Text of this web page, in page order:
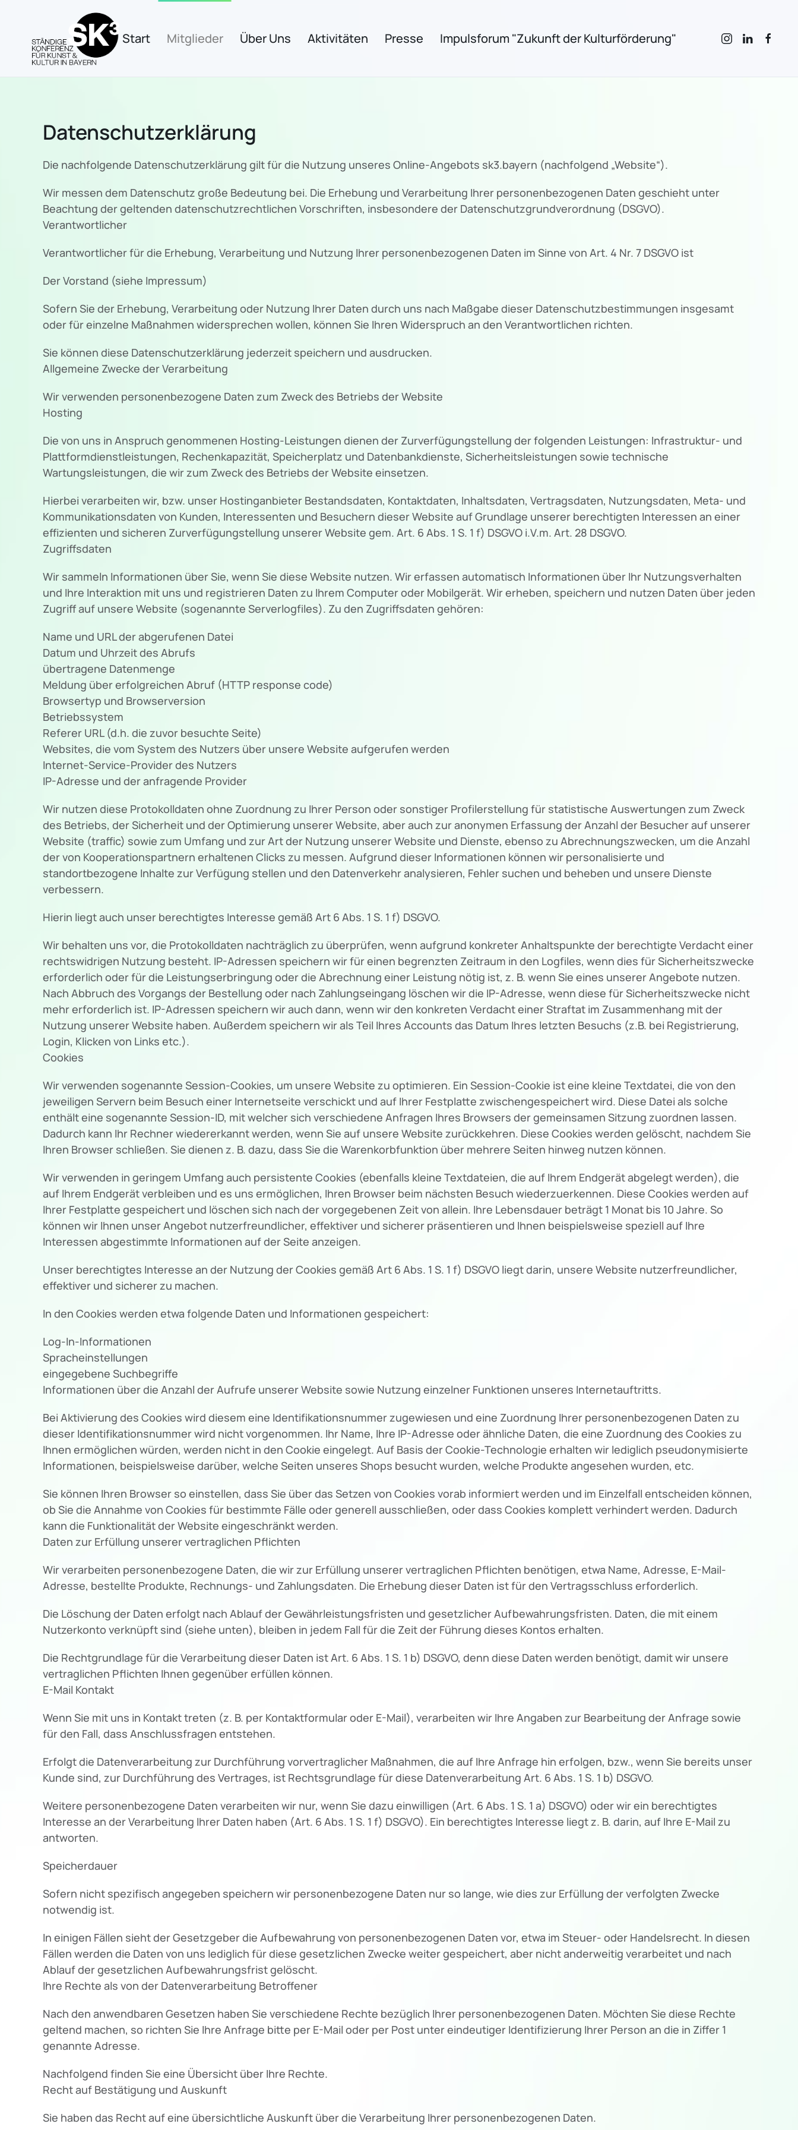
Zum Hauptinhalt springen
Start Mitglieder Über Uns Aktivitäten Presse Impulsforum "Zukunft der Kulturförderung"
Datenschutzerklärung
Die nachfolgende Datenschutzerklärung gilt für die Nutzung unseres Online-Angebots sk3.bayern (nachfolgend „Website“).
Wir messen dem Datenschutz große Bedeutung bei. Die Erhebung und Verarbeitung Ihrer personenbezogenen Daten geschieht unter
Beachtung der geltenden datenschutzrechtlichen Vorschriften, insbesondere der Datenschutzgrundverordnung (DSGVO).
Verantwortlicher
Verantwortlicher für die Erhebung, Verarbeitung und Nutzung Ihrer personenbezogenen Daten im Sinne von Art. 4 Nr. 7 DSGVO ist
Der Vorstand (siehe Impressum)
Sofern Sie der Erhebung, Verarbeitung oder Nutzung Ihrer Daten durch uns nach Maßgabe dieser Datenschutzbestimmungen insgesamt
oder für einzelne Maßnahmen widersprechen wollen, können Sie Ihren Widerspruch an den Verantwortlichen richten.
Sie können diese Datenschutzerklärung jederzeit speichern und ausdrucken.
Allgemeine Zwecke der Verarbeitung
Wir verwenden personenbezogene Daten zum Zweck des Betriebs der Website
Hosting
Die von uns in Anspruch genommenen Hosting-Leistungen dienen der Zurverfügungstellung der folgenden Leistungen: Infrastruktur- und
Plattformdienstleistungen, Rechenkapazität, Speicherplatz und Datenbankdienste, Sicherheitsleistungen sowie technische
Wartungsleistungen, die wir zum Zweck des Betriebs der Website einsetzen.
Hierbei verarbeiten wir, bzw. unser Hostinganbieter Bestandsdaten, Kontaktdaten, Inhaltsdaten, Vertragsdaten, Nutzungsdaten, Meta- und
Kommunikationsdaten von Kunden, Interessenten und Besuchern dieser Website auf Grundlage unserer berechtigten Interessen an einer
effizienten und sicheren Zurverfügungstellung unserer Website gem. Art. 6 Abs. 1 S. 1 f) DSGVO i.V.m. Art. 28 DSGVO.
Zugriffsdaten
Wir sammeln Informationen über Sie, wenn Sie diese Website nutzen. Wir erfassen automatisch Informationen über Ihr Nutzungsverhalten
und Ihre Interaktion mit uns und registrieren Daten zu Ihrem Computer oder Mobilgerät. Wir erheben, speichern und nutzen Daten über jeden
Zugriff auf unsere Website (sogenannte Serverlogfiles). Zu den Zugriffsdaten gehören:
Name und URL der abgerufenen Datei
Datum und Uhrzeit des Abrufs
übertragene Datenmenge
Meldung über erfolgreichen Abruf (HTTP response code)
Browsertyp und Browserversion
Betriebssystem
Referer URL (d.h. die zuvor besuchte Seite)
Websites, die vom System des Nutzers über unsere Website aufgerufen werden
Internet-Service-Provider des Nutzers
IP-Adresse und der anfragende Provider
Wir nutzen diese Protokolldaten ohne Zuordnung zu Ihrer Person oder sonstiger Profilerstellung für statistische Auswertungen zum Zweck
des Betriebs, der Sicherheit und der Optimierung unserer Website, aber auch zur anonymen Erfassung der Anzahl der Besucher auf unserer
Website (traffic) sowie zum Umfang und zur Art der Nutzung unserer Website und Dienste, ebenso zu Abrechnungszwecken, um die Anzahl
der von Kooperationspartnern erhaltenen Clicks zu messen. Aufgrund dieser Informationen können wir personalisierte und
standortbezogene Inhalte zur Verfügung stellen und den Datenverkehr analysieren, Fehler suchen und beheben und unsere Dienste
verbessern.
Hierin liegt auch unser berechtigtes Interesse gemäß Art 6 Abs. 1 S. 1 f) DSGVO.
Wir behalten uns vor, die Protokolldaten nachträglich zu überprüfen, wenn aufgrund konkreter Anhaltspunkte der berechtigte Verdacht einer
rechtswidrigen Nutzung besteht. IP-Adressen speichern wir für einen begrenzten Zeitraum in den Logfiles, wenn dies für Sicherheitszwecke
erforderlich oder für die Leistungserbringung oder die Abrechnung einer Leistung nötig ist, z. B. wenn Sie eines unserer Angebote nutzen.
Nach Abbruch des Vorgangs der Bestellung oder nach Zahlungseingang löschen wir die IP-Adresse, wenn diese für Sicherheitszwecke nicht
mehr erforderlich ist. IP-Adressen speichern wir auch dann, wenn wir den konkreten Verdacht einer Straftat im Zusammenhang mit der
Nutzung unserer Website haben. Außerdem speichern wir als Teil Ihres Accounts das Datum Ihres letzten Besuchs (z.B. bei Registrierung,
Login, Klicken von Links etc.).
Cookies
Wir verwenden sogenannte Session-Cookies, um unsere Website zu optimieren. Ein Session-Cookie ist eine kleine Textdatei, die von den
jeweiligen Servern beim Besuch einer Internetseite verschickt und auf Ihrer Festplatte zwischengespeichert wird. Diese Datei als solche
enthält eine sogenannte Session-ID, mit welcher sich verschiedene Anfragen Ihres Browsers der gemeinsamen Sitzung zuordnen lassen.
Dadurch kann Ihr Rechner wiedererkannt werden, wenn Sie auf unsere Website zurückkehren. Diese Cookies werden gelöscht, nachdem Sie
Ihren Browser schließen. Sie dienen z. B. dazu, dass Sie die Warenkorbfunktion über mehrere Seiten hinweg nutzen können.
Wir verwenden in geringem Umfang auch persistente Cookies (ebenfalls kleine Textdateien, die auf Ihrem Endgerät abgelegt werden), die
auf Ihrem Endgerät verbleiben und es uns ermöglichen, Ihren Browser beim nächsten Besuch wiederzuerkennen. Diese Cookies werden auf
Ihrer Festplatte gespeichert und löschen sich nach der vorgegebenen Zeit von allein. Ihre Lebensdauer beträgt 1 Monat bis 10 Jahre. So
können wir Ihnen unser Angebot nutzerfreundlicher, effektiver und sicherer präsentieren und Ihnen beispielsweise speziell auf Ihre
Interessen abgestimmte Informationen auf der Seite anzeigen.
Unser berechtigtes Interesse an der Nutzung der Cookies gemäß Art 6 Abs. 1 S. 1 f) DSGVO liegt darin, unsere Website nutzerfreundlicher,
effektiver und sicherer zu machen.
In den Cookies werden etwa folgende Daten und Informationen gespeichert:
Log-In-Informationen
Spracheinstellungen
eingegebene Suchbegriffe
Informationen über die Anzahl der Aufrufe unserer Website sowie Nutzung einzelner Funktionen unseres Internetauftritts.
Bei Aktivierung des Cookies wird diesem eine Identifikationsnummer zugewiesen und eine Zuordnung Ihrer personenbezogenen Daten zu
dieser Identifikationsnummer wird nicht vorgenommen. Ihr Name, Ihre IP-Adresse oder ähnliche Daten, die eine Zuordnung des Cookies zu
Ihnen ermöglichen würden, werden nicht in den Cookie eingelegt. Auf Basis der Cookie-Technologie erhalten wir lediglich pseudonymisierte
Informationen, beispielsweise darüber, welche Seiten unseres Shops besucht wurden, welche Produkte angesehen wurden, etc.
Sie können Ihren Browser so einstellen, dass Sie über das Setzen von Cookies vorab informiert werden und im Einzelfall entscheiden können,
ob Sie die Annahme von Cookies für bestimmte Fälle oder generell ausschließen, oder dass Cookies komplett verhindert werden. Dadurch
kann die Funktionalität der Website eingeschränkt werden.
Daten zur Erfüllung unserer vertraglichen Pflichten
Wir verarbeiten personenbezogene Daten, die wir zur Erfüllung unserer vertraglichen Pflichten benötigen, etwa Name, Adresse, E-Mail-
Adresse, bestellte Produkte, Rechnungs- und Zahlungsdaten. Die Erhebung dieser Daten ist für den Vertragsschluss erforderlich.
Die Löschung der Daten erfolgt nach Ablauf der Gewährleistungsfristen und gesetzlicher Aufbewahrungsfristen. Daten, die mit einem
Nutzerkonto verknüpft sind (siehe unten), bleiben in jedem Fall für die Zeit der Führung dieses Kontos erhalten.
Die Rechtgrundlage für die Verarbeitung dieser Daten ist Art. 6 Abs. 1 S. 1 b) DSGVO, denn diese Daten werden benötigt, damit wir unsere
vertraglichen Pflichten Ihnen gegenüber erfüllen können.
E-Mail Kontakt
Wenn Sie mit uns in Kontakt treten (z. B. per Kontaktformular oder E-Mail), verarbeiten wir Ihre Angaben zur Bearbeitung der Anfrage sowie
für den Fall, dass Anschlussfragen entstehen.
Erfolgt die Datenverarbeitung zur Durchführung vorvertraglicher Maßnahmen, die auf Ihre Anfrage hin erfolgen, bzw., wenn Sie bereits unser
Kunde sind, zur Durchführung des Vertrages, ist Rechtsgrundlage für diese Datenverarbeitung Art. 6 Abs. 1 S. 1 b) DSGVO.
Weitere personenbezogene Daten verarbeiten wir nur, wenn Sie dazu einwilligen (Art. 6 Abs. 1 S. 1 a) DSGVO) oder wir ein berechtigtes
Interesse an der Verarbeitung Ihrer Daten haben (Art. 6 Abs. 1 S. 1 f) DSGVO). Ein berechtigtes Interesse liegt z. B. darin, auf Ihre E-Mail zu
antworten.
Speicherdauer
Sofern nicht spezifisch angegeben speichern wir personenbezogene Daten nur so lange, wie dies zur Erfüllung der verfolgten Zwecke
notwendig ist.
In einigen Fällen sieht der Gesetzgeber die Aufbewahrung von personenbezogenen Daten vor, etwa im Steuer- oder Handelsrecht. In diesen
Fällen werden die Daten von uns lediglich für diese gesetzlichen Zwecke weiter gespeichert, aber nicht anderweitig verarbeitet und nach
Ablauf der gesetzlichen Aufbewahrungsfrist gelöscht.
Ihre Rechte als von der Datenverarbeitung Betroffener
Nach den anwendbaren Gesetzen haben Sie verschiedene Rechte bezüglich Ihrer personenbezogenen Daten. Möchten Sie diese Rechte
geltend machen, so richten Sie Ihre Anfrage bitte per E-Mail oder per Post unter eindeutiger Identifizierung Ihrer Person an die in Ziffer 1
genannte Adresse.
Nachfolgend finden Sie eine Übersicht über Ihre Rechte.
Recht auf Bestätigung und Auskunft
Sie haben das Recht auf eine übersichtliche Auskunft über die Verarbeitung Ihrer personenbezogenen Daten.